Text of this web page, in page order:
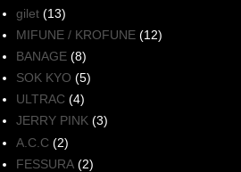
gilet (13)
MIFUNE / KROFUNE (12)
BANAGE (8)
SOK KYO (5)
ULTRAC (4)
JERRY PINK (3)
A.C.C (2)
FESSURA (2)